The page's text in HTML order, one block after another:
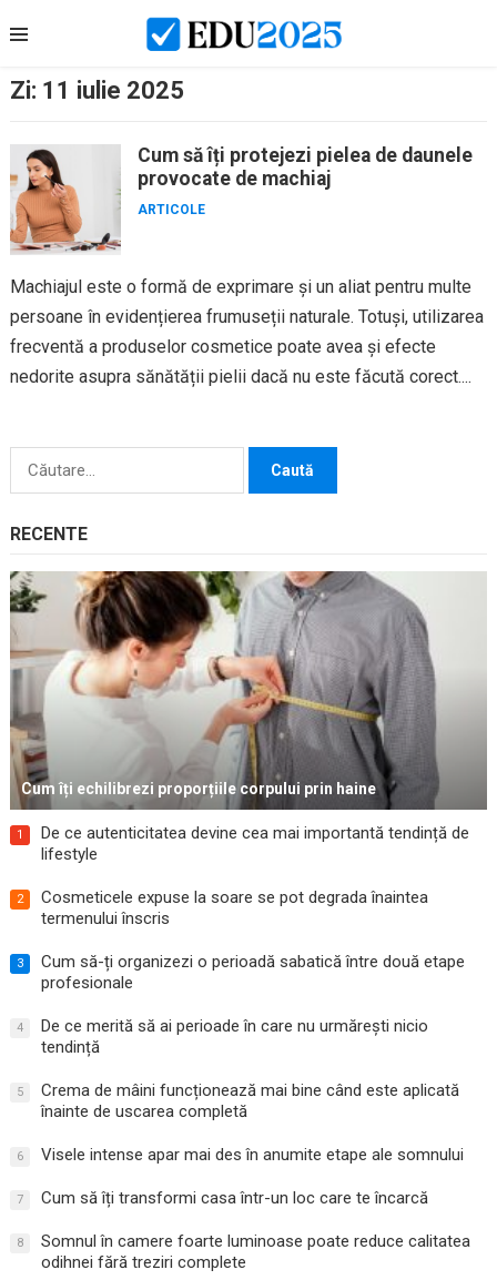
to
Zi: 11 iulie 2025
Cum să îți protejezi pielea de daunele
provocate de machiaj
ARTICOLE
Machiajul este o formă de exprimare și un aliat pentru multe
persoane în evidențierea frumuseții naturale. Totuși, utilizarea
frecventă a produselor cosmetice poate avea și efecte
nedorite asupra sănătății pielii dacă nu este făcută corect....
Caută
RECENTE
Cum îți echilibrezi proporțiile corpului prin haine
1
De ce autenticitatea devine cea mai importantă tendință de
lifestyle
2
Cosmeticele expuse la soare se pot degrada înaintea
termenului înscris
3
Cum să-ți organizezi o perioadă sabatică între două etape
profesionale
4
De ce merită să ai perioade în care nu urmărești nicio
tendință
5
Crema de mâini funcționează mai bine când este aplicată
înainte de uscarea completă
6 Visele intense apar mai des în anumite etape ale somnului
7 Cum să îți transformi casa într-un loc care te încarcă
8
Somnul în camere foarte luminoase poate reduce calitatea
odihnei fără treziri complete